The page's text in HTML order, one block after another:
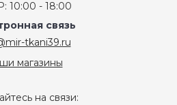
10:00 - 18:00
связь
tkani39.ru
магазины
на связи: